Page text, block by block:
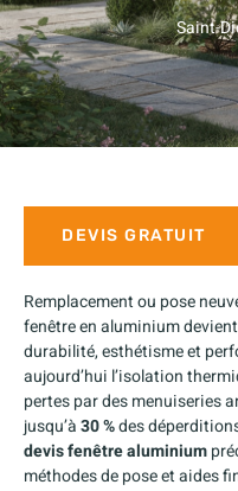
Saint-
DEVIS GRATUIT
Remplacement ou pose
fenêtre en aluminium
durabilité, esthétisme et
aujourd’hui l’isolation
pertes par des menuiseries
jusqu’à30 %des
devis fenêtre aluminium
méthodes de pose et aides